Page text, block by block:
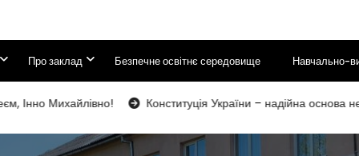
Про заклад Безпечне освітнє середовище Навчально-
Михайлівно! Конституція України – надійна основа